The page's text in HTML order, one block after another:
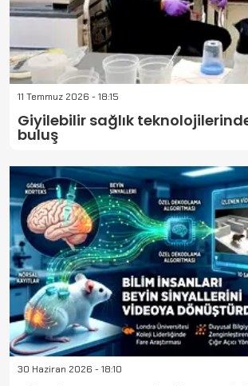
11 Temmuz 2026 - 18:15
Giyilebilir sağlık
buluş
30 Haziran 2026 - 18:10